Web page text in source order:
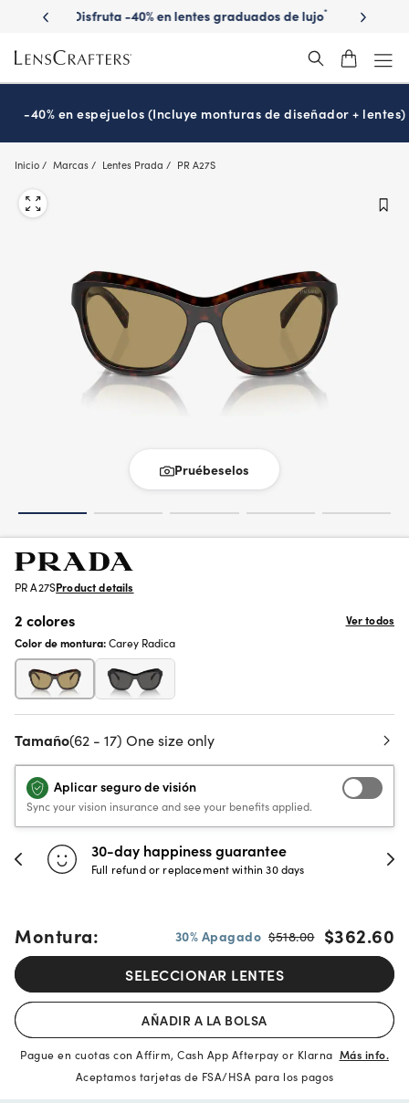
main
content
de lujo
Descubre gafas de sol graduadas de
-40% en espejuelos (Incluye monturas de diseñador + lentes)
Inicio Marcas Lentes Prada PR A27S
Pruébeselos
PR A27SProduct details
2 colores
Ver todos
Color de montura:Carey Radica
Tamaño(62 - 17) One size only
Aplicar seguro de visión
Sync your vision insurance and see your benefits applied.
days
Evergreen aftercare
Unlimited free cleanings and
Montura: 30% Apagado $518.00 $362.60
SELECCIONAR LENTES
AÑADIR A LA BOLSA
Pague en cuotas con Affirm, Cash App Afterpay or Klarna Más info.
Aceptamos tarjetas de FSA/HSA para los pagos